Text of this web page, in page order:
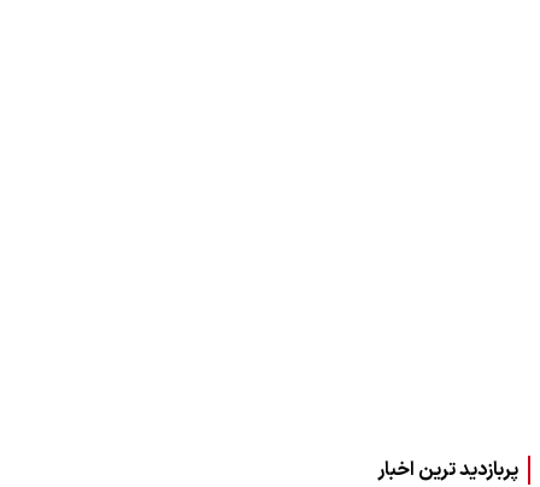
پربازدید ترین اخبار